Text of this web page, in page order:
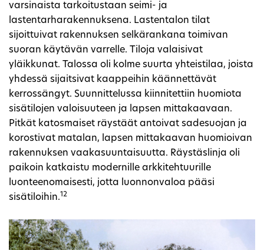
varsinaista tarkoitustaan seimi- ja
lastentarharakennuksena. Lastentalon tilat
sijoittuivat rakennuksen selkärankana toimivan
suoran käytävän varrelle. Tiloja valaisivat
yläikkunat. Talossa oli kolme suurta yhteistilaa, joista
yhdessä sijaitsivat kaappeihin käännettävät
kerrossängyt. Suunnittelussa kiinnitettiin huomiota
sisätilojen valoisuuteen ja lapsen mittakaavaan.
Pitkät katosmaiset räystäät antoivat sadesuojan ja
korostivat matalan, lapsen mittakaavan huomioivan
rakennuksen vaakasuuntaisuutta. Räystäslinja oli
paikoin katkaistu modernille arkkitehtuurille
luonteenomaisesti, jotta luonnonvaloa pääsi
sisätiloihin.12